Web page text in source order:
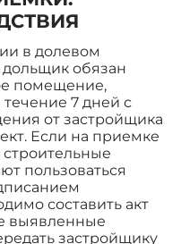
в долевом
обязан
помещение,
7 дней с
от застройщика
Если на приемке
пользоваться
составить акт
выявленные
застройщику